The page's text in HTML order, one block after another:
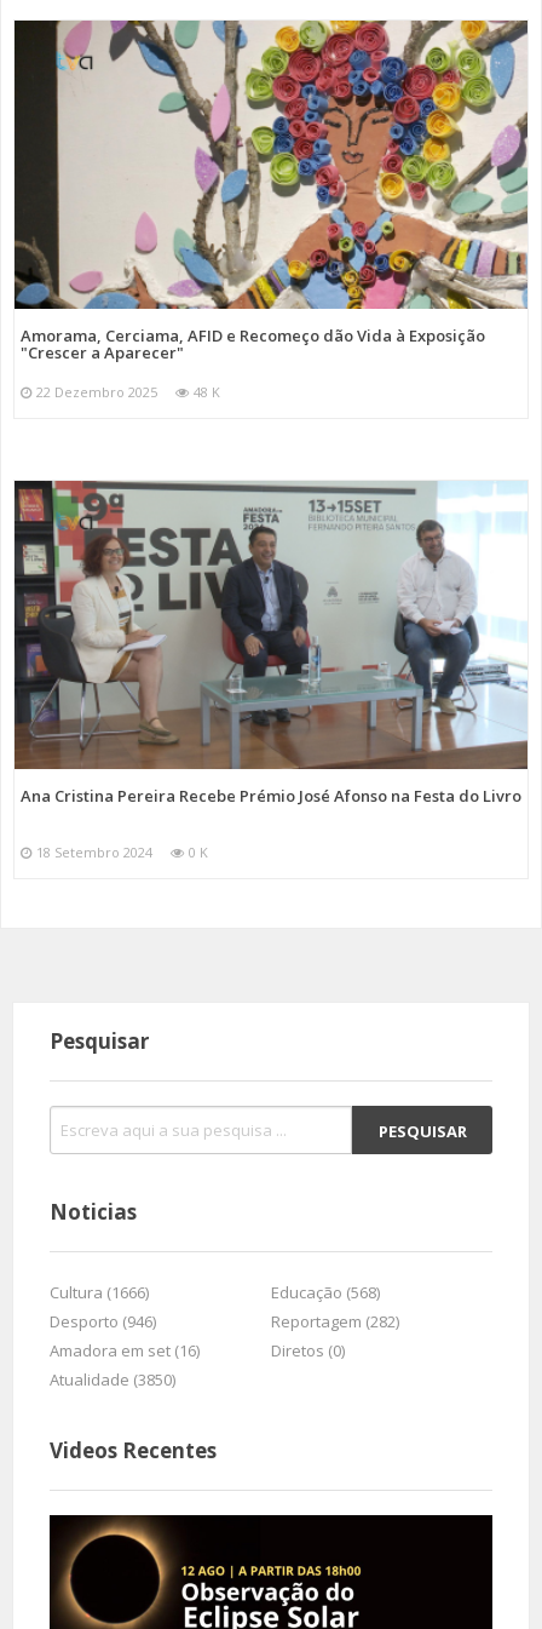
Amorama, Cerciama, AFID e Recomeço dão Vida à Exposição
"Crescer a Aparecer"
22 Dezembro 2025 48 K
Ana Cristina Pereira Recebe Prémio José Afonso na Festa do Livro
18 Setembro 2024 0 K
Pesquisar
Noticias
Cultura (1666)
Educação (568)
Desporto (946)
Reportagem (282)
Amadora em set (16)
Diretos (0)
Atualidade (3850)
Videos Recentes